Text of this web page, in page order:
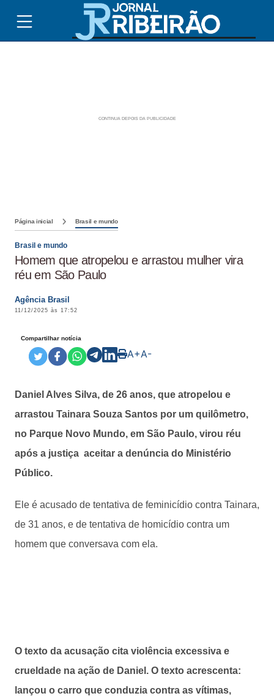
Página inicial Brasil e mundo
Brasil e mundo
Homem que atropelou e arrastou mulher vira
réu em São Paulo
Agência Brasil
11/12/2025 às 17:52
Compartilhar notícia
A+A-
Daniel Alves Silva, de 26 anos, que atropelou e
arrastou Tainara Souza Santos por um quilômetro,
no Parque Novo Mundo, em São Paulo, virou réu
após a justiça aceitar a denúncia do Ministério
Público.
Ele é acusado de tentativa de feminicídio contra Tainara,
de 31 anos, e de tentativa de homicídio contra um
homem que conversava com ela.
O texto da acusação cita violência excessiva e
crueldade na ação de Daniel. O texto acrescenta:
lançou o carro que conduzia contra as vítimas,